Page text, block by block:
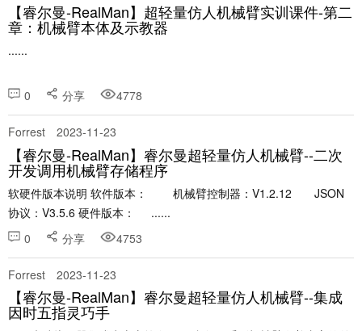
【睿尔曼-RealMan】超轻量仿人机械臂实训课件-第二
章：机械臂本体及示教器
......
0 分享 4778
Forrest 2023-11-23
【睿尔曼-RealMan】睿尔曼超轻量仿人机械臂--二次
开发调用机械臂存储程序
软硬件版本说明 软件版本： 机械臂控制器：V1.2.12 JSON
协议：V3.5.6 硬件版本： ......
0
分享 4753
Forrest 2023-11-23
【睿尔曼-RealMan】睿尔曼超轻量仿人机械臂--集成
因时五指灵巧手